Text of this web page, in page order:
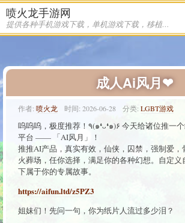
喷火龙手游网
提供各种手机游戏下载，单机游戏下载，移植游戏下载
成人Ai风月❤
作者: 喷火龙 时间: 2026-06-28 分类: LGBT游戏
呜呜呜，极度推荐！٩(๑❛ᴗ❛๑)۶ 今天给诸位推一个给我疯狂上头的AI
平台 —— 「AI风月」！
推推AI产品，真实有效，仙侠，囚禁，强制爱
火葬场，任你选择，满足你的各种幻想。自定义
下属于你的专属故事。
https://aifun.ltd/z5PZ3
姐妹们！先问一句，你为纸片人流过多少泪？